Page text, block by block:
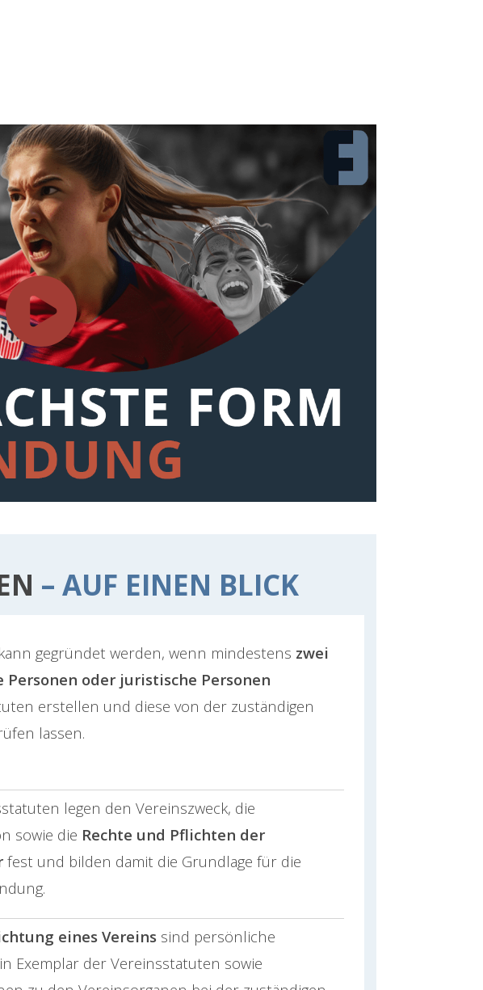
– AUF EINEN BLICK
gegründet werden, wenn mindestens zwei
oder juristische Personen
erstellen und diese von der zuständigen
lassen.
legen den Vereinszweck, die
sowie die Rechte und Pflichten der
fest und bilden damit die Grundlage für die
eines Vereins sind persönliche
Exemplar der Vereinsstatuten sowie